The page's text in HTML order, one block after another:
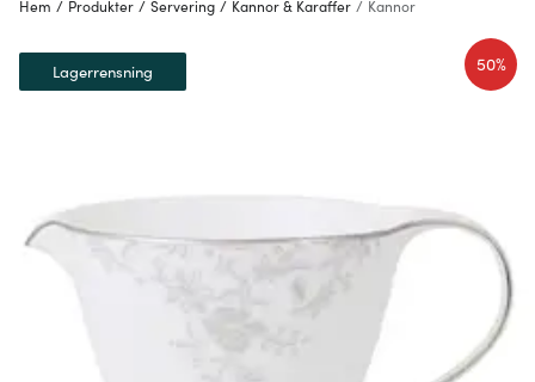
Hem / Produkter / Servering / Kannor & Karaffer / Kannor
50%
Lagerrensning